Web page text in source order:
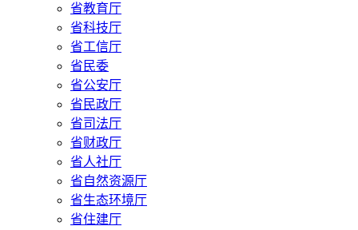
省教育厅
省科技厅
省工信厅
省民委
省公安厅
省民政厅
省司法厅
省财政厅
省人社厅
省自然资源厅
省生态环境厅
省住建厅